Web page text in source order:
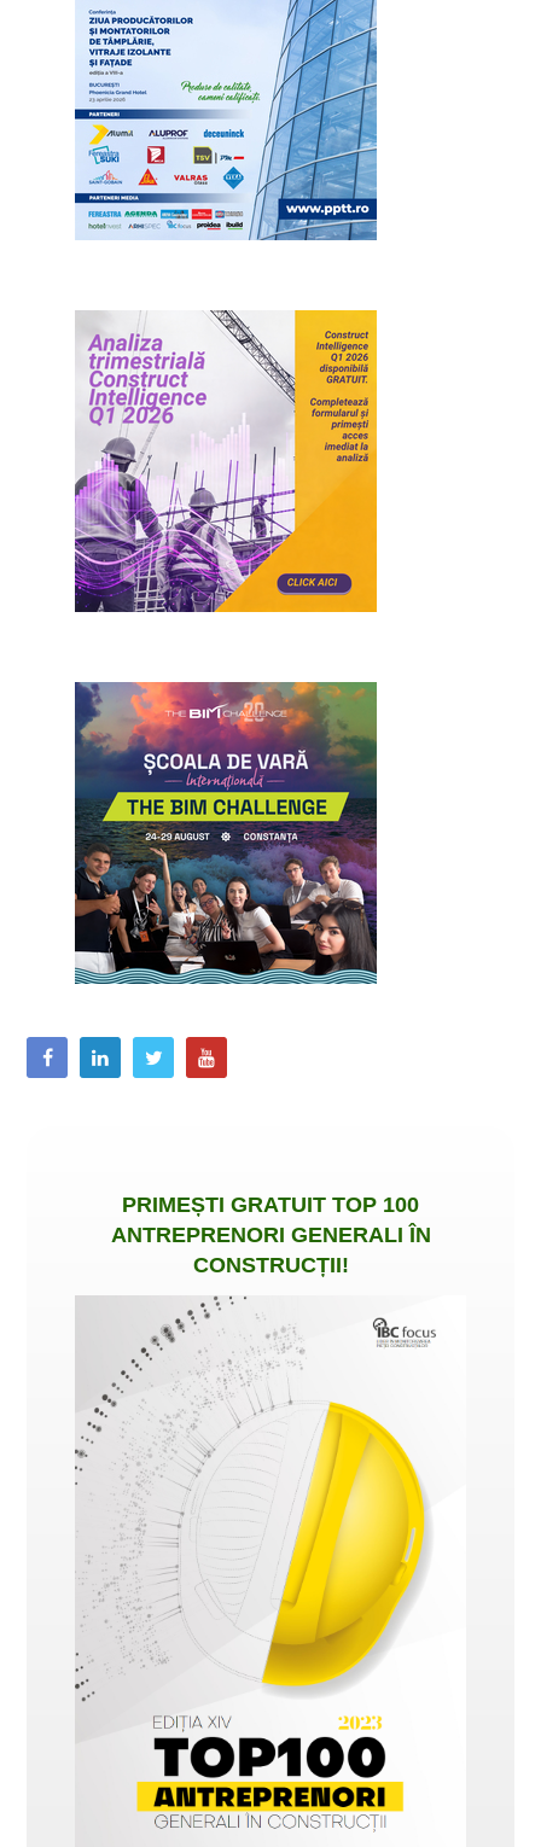
PRIMEȘTI GRATUIT TOP 100
ANTREPRENORI GENERALI ÎN
CONSTRUCȚII!